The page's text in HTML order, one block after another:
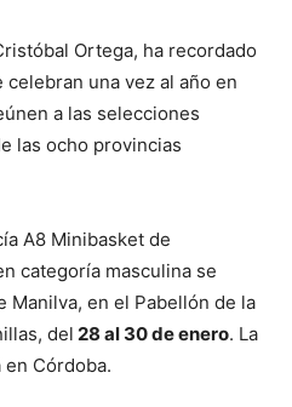
Ortega, ha recordado
una vez al año en
a las selecciones
las ocho provincias
A8 Minibasket de
categoría masculina se
Manilva, en el Pabellón de la
del 28 al 30 de enero. La
Córdoba.